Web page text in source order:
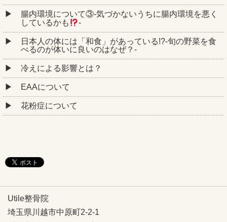
腸内環境について③‐気づかないうちに腸内環境を悪く
しているかも
‐
日本人の体には「和食」があっている!?-旬の野菜を食
べるのが体いに良いのはなぜ？-
冷えによる影響とは？
EAAについて
花粉症について
Utile整骨院
埼玉県川越市中原町2-2-1